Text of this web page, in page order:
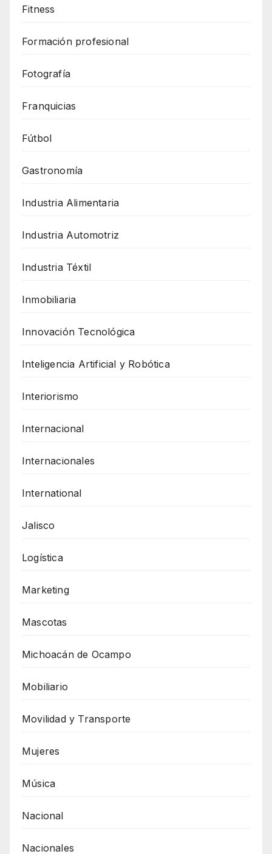
Fitness
Formación profesional
Fotografía
Franquicias
Fútbol
Gastronomía
Industria Alimentaria
Industria Automotriz
Industria Téxtil
Inmobiliaria
Innovación Tecnológica
Inteligencia Artificial y Robótica
Interiorismo
Internacional
Internacionales
International
Jalisco
Logística
Marketing
Mascotas
Michoacán de Ocampo
Mobiliario
Movilidad y Transporte
Mujeres
Música
Nacional
Nacionales